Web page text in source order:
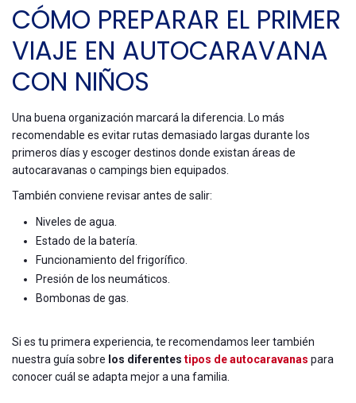
CÓMO PREPARAR EL PRIMER
VIAJE EN AUTOCARAVANA
CON NIÑOS
Una buena organización marcará la diferencia. Lo más
recomendable es evitar rutas demasiado largas durante los
primeros días y escoger destinos donde existan áreas de
autocaravanas o campings bien equipados.
También conviene revisar antes de salir:
Niveles de agua.
Estado de la batería.
Funcionamiento del frigorífico.
Presión de los neumáticos.
Bombonas de gas.
Si es tu primera experiencia, te recomendamos leer también
nuestra guía sobre los diferentes tipos de autocaravanas para
conocer cuál se adapta mejor a una familia.